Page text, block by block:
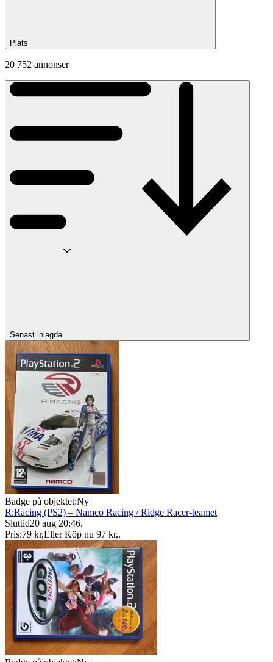
Plats
20 752 annonser
Senast inlagda
Badge på objektet:Ny
R:Racing (PS2) – Namco Racing / Ridge Racer-teamet
Sluttid20 aug 20:46.
Pris:79 kr,Eller Köp nu 97 kr,.